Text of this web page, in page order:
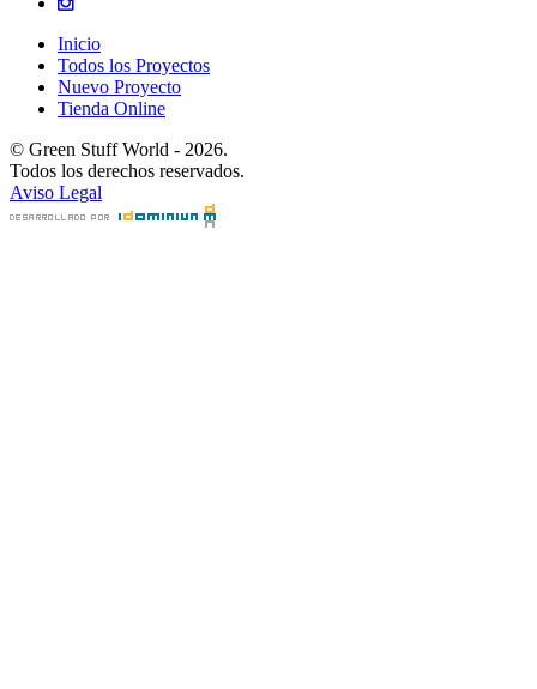
Inicio
Todos los Proyectos
Nuevo Proyecto
Tienda Online
© Green Stuff World - 2026.
Todos los derechos reservados.
Aviso Legal